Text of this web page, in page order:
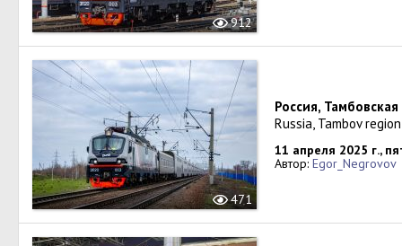
912
471
Россия,
Russia, Tambov
11 апреля 2025 г.,
Автор: Egor_Negrovov